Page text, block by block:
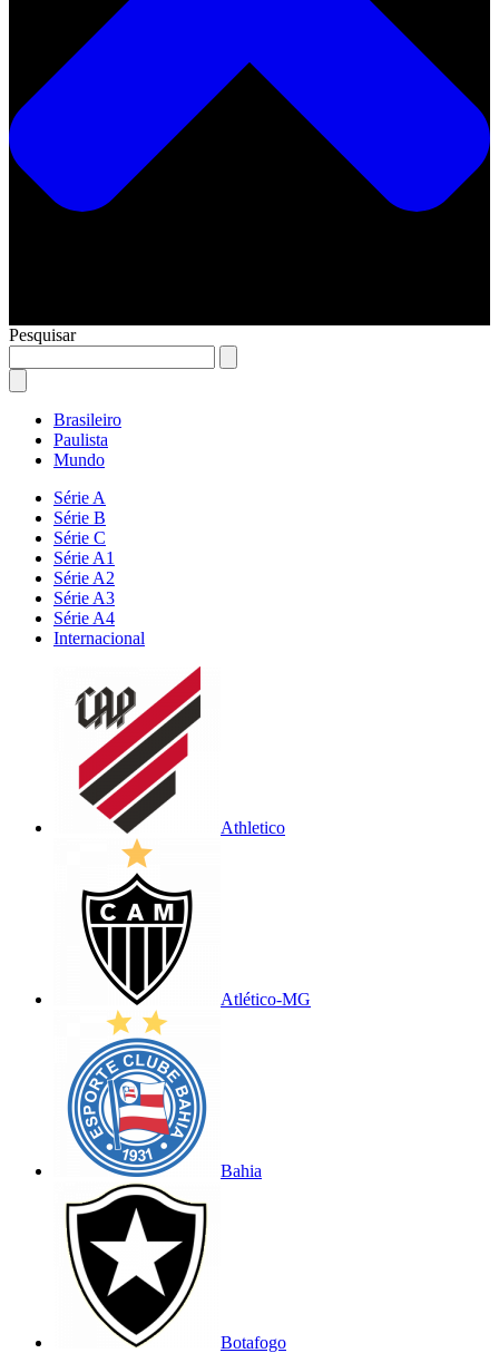
Pesquisar
Brasileiro
Paulista
Mundo
Série A
Série B
Série C
Série A1
Série A2
Série A3
Série A4
Internacional
Athletico
Atlético-MG
Bahia
Botafogo